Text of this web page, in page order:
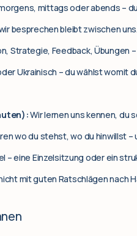
mittags oder abends –
besprechen bleibt zwischen uns.
Strategie, Feedback, Übungen
Ukrainisch – du wählst womit
Wir lernen uns kennen, du
wo du stehst, wo du hinwillst –
– eine Einzelsitzung oder ein
mit guten Ratschlägen nach